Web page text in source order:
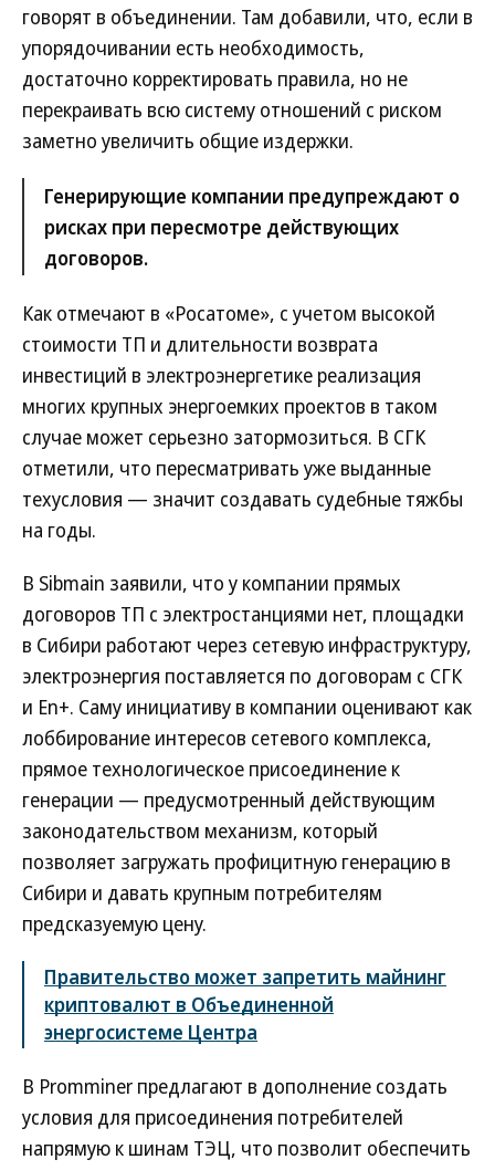
говорят в объединении. Там добавили, что, если в
упорядочивании есть необходимость,
достаточно корректировать правила, но не
перекраивать всю систему отношений с риском
заметно увеличить общие издержки.
Генерирующие компании предупреждают о
рисках при пересмотре действующих
договоров.
Как отмечают в «Росатоме», с учетом высокой
стоимости ТП и длительности возврата
инвестиций в электроэнергетике реализация
многих крупных энергоемких проектов в таком
случае может серьезно затормозиться. В СГК
отметили, что пересматривать уже выданные
техусловия — значит создавать судебные тяжбы
на годы.
В Sibmain заявили, что у компании прямых
договоров ТП с электростанциями нет, площадки
в Сибири работают через сетевую инфраструктуру,
электроэнергия поставляется по договорам с СГК
и En+. Саму инициативу в компании оценивают как
лоббирование интересов сетевого комплекса,
прямое технологическое присоединение к
генерации — предусмотренный действующим
законодательством механизм, который
позволяет загружать профицитную генерацию в
Сибири и давать крупным потребителям
предсказуемую цену.
Правительство может запретить майнинг
криптовалют в Объединенной
энергосистеме Центра
В Promminer предлагают в дополнение создать
условия для присоединения потребителей
напрямую к шинам ТЭЦ, что позволит обеспечить